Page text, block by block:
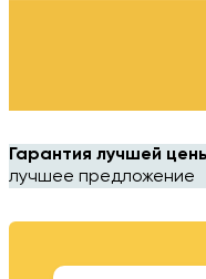
Гарантия лучшей
лучшее предложение